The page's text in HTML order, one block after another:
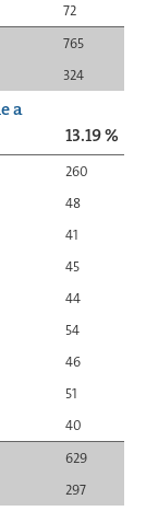
72
765
324
a
13.19 %
260
48
41
45
44
54
46
51
40
629
297